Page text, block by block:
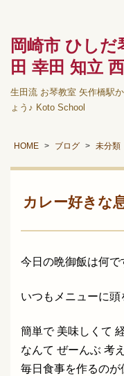
岡崎市 ひしだ
田 幸田 知立
生田流 お琴教室 矢作橋駅
ょう♪ Koto School
HOME ブログ 未分類
カレー好きな
今日の晩御飯は何で
いつもメニューに
簡単で 美味しくて
なんて ぜーんぶ 考
毎日食事を作るのが